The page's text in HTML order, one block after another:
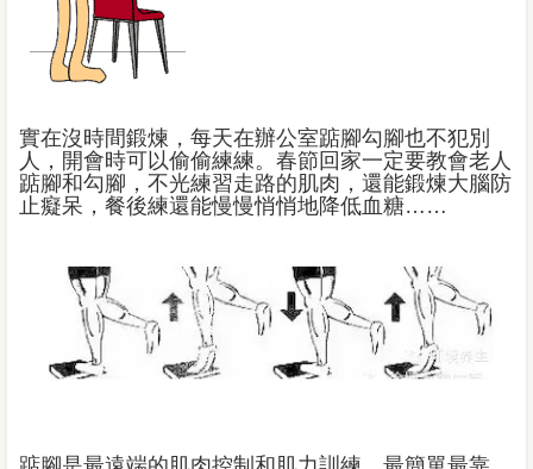
實在沒時間鍛煉，每天在辦公室踮腳勾腳也不犯別
人，開會時可以偷偷練練。春節回家一定要教會老人
踮腳和勾腳，不光練習走路的肌肉，還能鍛煉大腦防
止癡呆，餐後練還能慢慢悄悄地降低血糖……